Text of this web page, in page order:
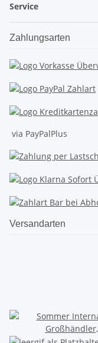
Service
Zahlungsarten
via PayPalPlus
Versandarten